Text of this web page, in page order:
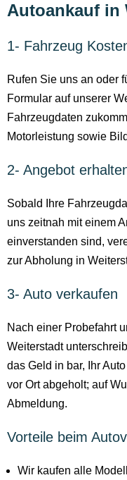
Autoankauf in
1- Fahrzeug
Rufen Sie uns an oder
Formular auf unserer
Fahrzeugdaten
Motorleistung sowie
2- Angebot
Sobald Ihre
uns zeitnah mit einem
einverstanden sind,
zur Abholung in
3- Auto verkaufen
Nach einer Probefahrt
Weiterstadt
das Geld in bar, Ihr
vor Ort abgeholt; auf
Abmeldung.
Vorteile beim
Wir kaufen alle